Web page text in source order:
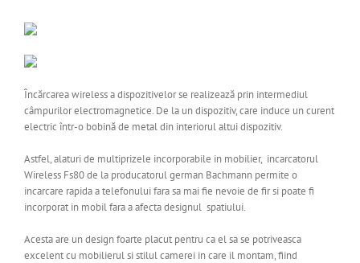
Încărcarea wireless a dispozitivelor se realizează prin intermediul
câmpurilor electromagnetice. De la un dispozitiv, care induce un curent
electric într-o bobină de metal din interiorul altui dispozitiv.
Astfel, alaturi de multiprizele incorporabile in mobilier, incarcatorul
Wireless Fs80 de la producatorul german Bachmann permite o
incarcare rapida a telefonului fara sa mai fie nevoie de fir si poate fi
incorporat in mobil fara a afecta designul spatiului.
Acesta are un design foarte placut pentru ca el sa se potriveasca
excelent cu mobilierul si stilul camerei in care il montam, fiind